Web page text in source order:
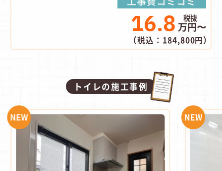
16.8 万円〜
（税込：184,800円）
トイレの施工事例
NEW NEW